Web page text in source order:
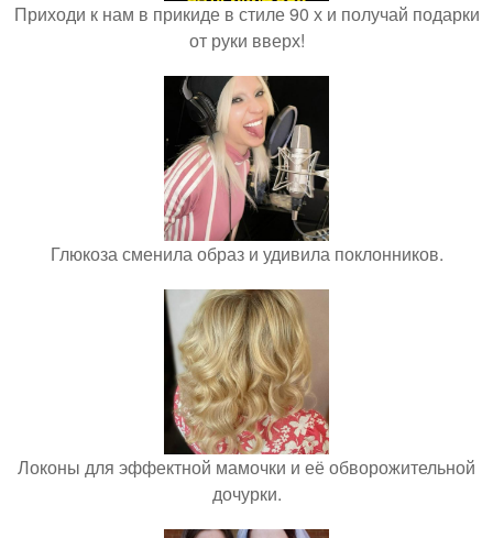
Приходи к нам в прикиде в стиле 90 х и получай подарки
от руки вверх!
Глюкоза сменила образ и удивила поклонников.
Локоны для эффектной мамочки и её обворожительной
дочурки.